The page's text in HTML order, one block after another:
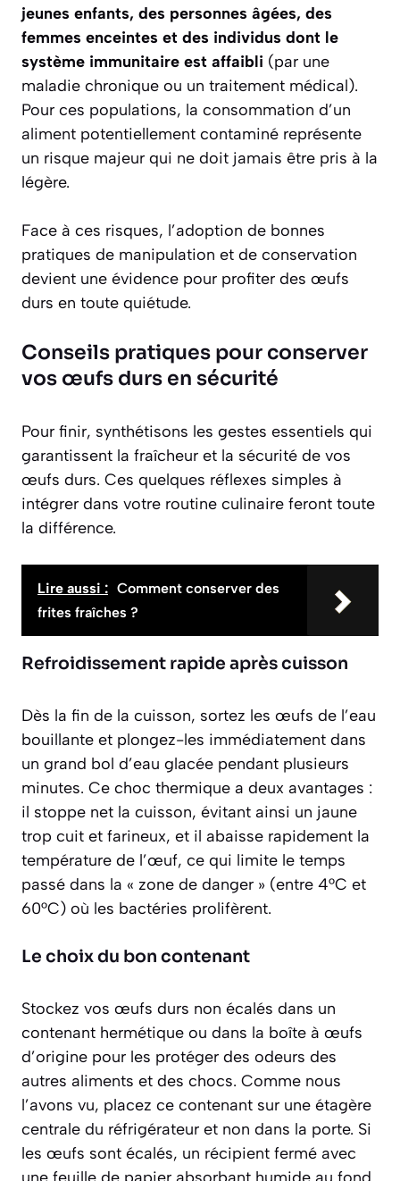
jeunes enfants, des personnes âgées, des
femmes enceintes et des individus dont le
système immunitaire est affaibli (par une
maladie chronique ou un traitement médical).
Pour ces populations, la consommation d’un
aliment potentiellement contaminé représente
un risque majeur qui ne doit jamais être pris à la
légère.
Face à ces risques, l’adoption de bonnes
pratiques de manipulation et de conservation
devient une évidence pour profiter des œufs
durs en toute quiétude.
Conseils pratiques pour conserver
vos œufs durs en sécurité
Pour finir, synthétisons les gestes essentiels qui
garantissent la fraîcheur et la sécurité de vos
œufs durs. Ces quelques réflexes simples à
intégrer dans votre routine culinaire feront toute
la différence.
Lire aussi : Comment conserver des
frites fraîches ?
Refroidissement rapide après cuisson
Dès la fin de la cuisson, sortez les œufs de l’eau
bouillante et plongez-les immédiatement dans
un grand bol d’eau glacée pendant plusieurs
minutes. Ce choc thermique a deux avantages :
il stoppe net la cuisson, évitant ainsi un jaune
trop cuit et farineux, et il abaisse rapidement la
température de l’œuf, ce qui limite le temps
passé dans la « zone de danger » (entre 4°C et
60°C) où les bactéries prolifèrent.
Le choix du bon contenant
Stockez vos œufs durs non écalés dans un
contenant hermétique ou dans la boîte à œufs
d’origine pour les protéger des odeurs des
autres aliments et des chocs. Comme nous
l’avons vu, placez ce contenant sur une étagère
centrale du réfrigérateur et non dans la porte. Si
les œufs sont écalés, un récipient fermé avec